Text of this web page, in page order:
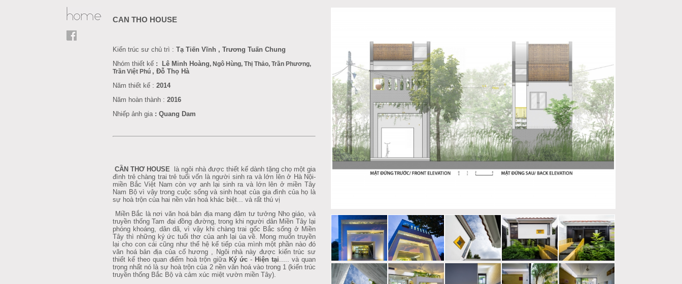
CAN THO HOUSE
Kiến trúc sư chủ trì : Tạ Tiến Vĩnh , Trương Tuấn Chung
Nhóm thiết kế : Lê Minh Hoàng, Ngô Hùng, Thị Thảo, Trần Phương,
Trần Việt Phú , Đỗ Thọ Hà
Năm thiết kế : 2014
Năm hoàn thành : 2016
Nhiếp ảnh gia: Quang Dam
CẦN THƠ HOUSE là ngôi nhà được thiết kế dành tặng chọ một gia
đình trẻ chàng trai trẻ tuổi vốn là người sinh ra và lớn lên ở Hà Nội-
miền Bắc Việt Nam còn vợ anh lại sinh ra và lớn lên ở miền Tây
Nam Bộ vì vậy trong cuộc sống và sinh hoạt của gia đình của họ là
sự hoà trộn của hai nền văn hoá khác biệt... và rất thú vị
Miền Bắc là nơi văn hoá bản địa mang đậm tư tưởng Nho giáo, và
truyền thống Tam đại đồng đường, trong khi người dân Miền Tây lại
phóng khoáng, dân dã, vì vậy khi chàng trai gốc Bắc sống ở Miền
Tây thì những ký ức tuổi thơ của anh lại ùa về. Mong muốn truyền
lại cho con cái cũng như thế hệ kế tiếp của mình một phần nào đó
văn hoá bản địa của cố hương , Ngôi nhà này được kiến trúc sư
thiết kế theo quan điểm hoà trộn giữa Ký ức - Hiện tại ..... và quan
trọng nhất nó là sự hoà trộn của 2 nền văn hoá vào trong 1 (kiến trúc
truyền thống Bắc Bộ và cảm xúc miệt vườn miền Tây).